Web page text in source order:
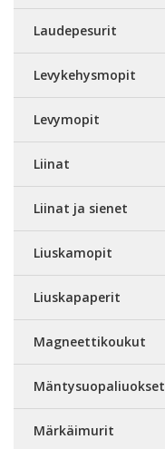
Laudepesurit
Levykehysmopit
Levymopit
Liinat
Liinat ja sienet
Liuskamopit
Liuskapaperit
Magneettikoukut
Mäntysuopaliuokset
Märkäimurit